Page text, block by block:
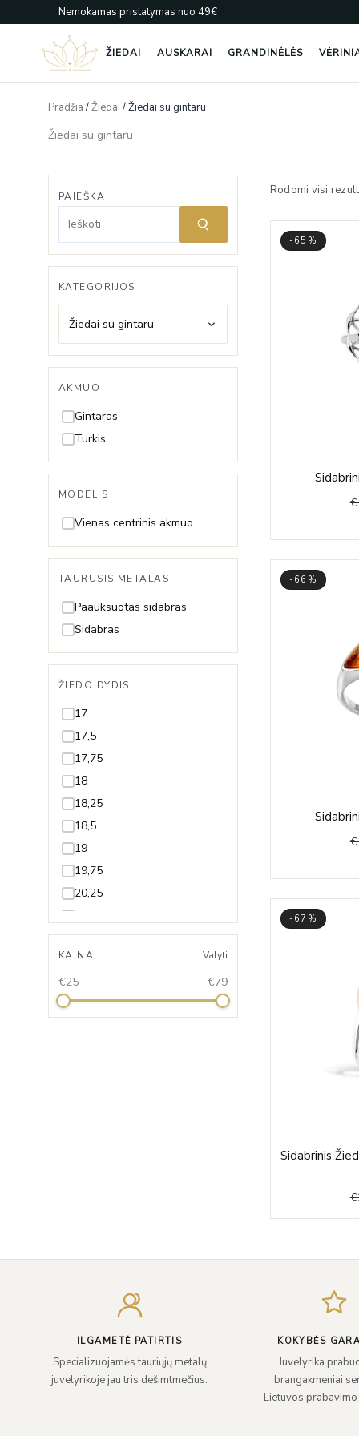
prie
Nemokamas pristatymas nuo 49€
ŽIEDAI AUSKARAI GRANDINĖLĖS
Pradžia/Žiedai/ Žiedai su gintaru
Žiedai su gintaru
PAIEŠKA
KATEGORIJOS
Žiedai su gintaru
AKMUO
Gintaras
Turkis
MODELIS
Vienas centrinis akmuo
TAURUSIS METALAS
Paauksuotas sidabras
Sidabras
ŽIEDO DYDIS
17
17,5
17,75
18
18,25
18,5
19
19,75
20,25
KAINA Valyti
€25 €79
Rodomi visi
-65%
€
-66%
€
-67%
Sidabrinis
€
ILGAMETĖ PATIRTIS
Specializuojamės tauriųjų metalų
juvelyrikoje jau tris dešimtmečius.
KOKYBĖS
Juvelyrika
brangakmeniai
Lietuvos